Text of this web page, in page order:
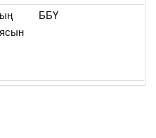
ББҮ